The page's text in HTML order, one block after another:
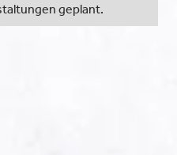
geplant.